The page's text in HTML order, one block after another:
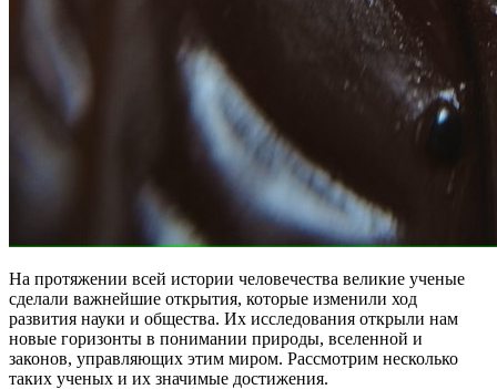
На протяжении всей истории человечества великие ученые
сделали важнейшие открытия, которые изменили ход
развития науки и общества. Их исследования открыли нам
новые горизонты в понимании природы, вселенной и
законов, управляющих этим миром. Рассмотрим несколько
таких ученых и их значимые достижения.